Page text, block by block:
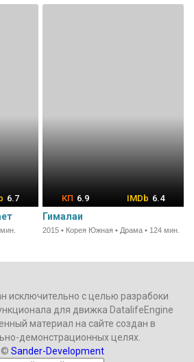
6.7 6.9 6.4
Гималаи
2015 • Корея Южная • Драма • 124 мин.
исключительно с целью разрабоки
для движка DatalifeEngine
материал на сайте создан в
демонстрационных целях.
© Sander-Development